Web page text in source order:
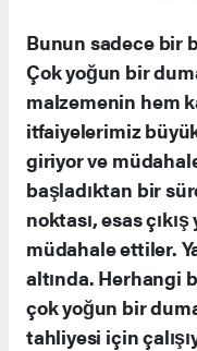
Bunun sadece bir
Çok yoğun bir
malzemenin hem
itfaiyelerimiz
giriyor ve
başladıktan bir
noktası, esas
müdahale ettiler.
altında. Herhangi
çok yoğun bir
tahliyesi için